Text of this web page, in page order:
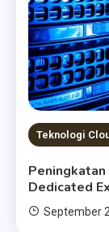
Teknologi
Dedicated
September